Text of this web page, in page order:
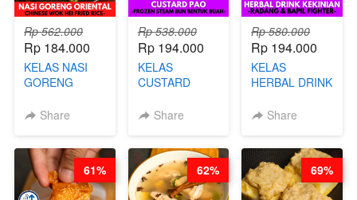
Rp 562.000
Rp 184.000
KELAS NASI
GORENG
CHINESE WOK
CHEF
STEPHANIE
Share
Rp 538.000
Rp 194.000
KELAS
CUSTARD
STEAM BUN
CHEF DITA
Share
Rp 580.000
Rp 194.000
KELAS
HERBAL DRINK
RADANG &
BARISTA
ARISUDANA
Share
61% 62% 69%